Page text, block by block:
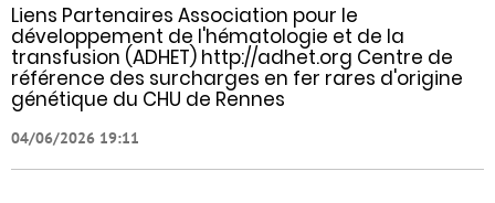
Liens Partenaires Association pour le
développement de l'hématologie et de la
transfusion (ADHET) http://adhet.org Centre de
référence des surcharges en fer rares d'origine
génétique du CHU de Rennes
04/06/2026 19:11